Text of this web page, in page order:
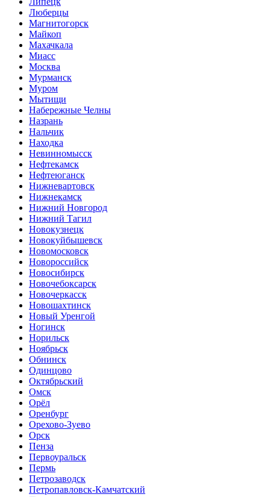
Люберцы
Магнитогорск
Майкоп
Махачкала
Миасс
Москва
Мурманск
Муром
Мытищи
Набережные Челны
Назрань
Нальчик
Находка
Невинномысск
Нефтекамск
Нефтеюганск
Нижневартовск
Нижнекамск
Нижний Новгород
Нижний Тагил
Новокузнецк
Новокуйбышевск
Новомосковск
Новороссийск
Новосибирск
Новочебоксарск
Новочеркасск
Новошахтинск
Новый Уренгой
Ногинск
Норильск
Ноябрьск
Обнинск
Одинцово
Октябрьский
Омск
Орёл
Оренбург
Орехово-Зуево
Орск
Пенза
Первоуральск
Пермь
Петрозаводск
Петропавловск-Камчатский